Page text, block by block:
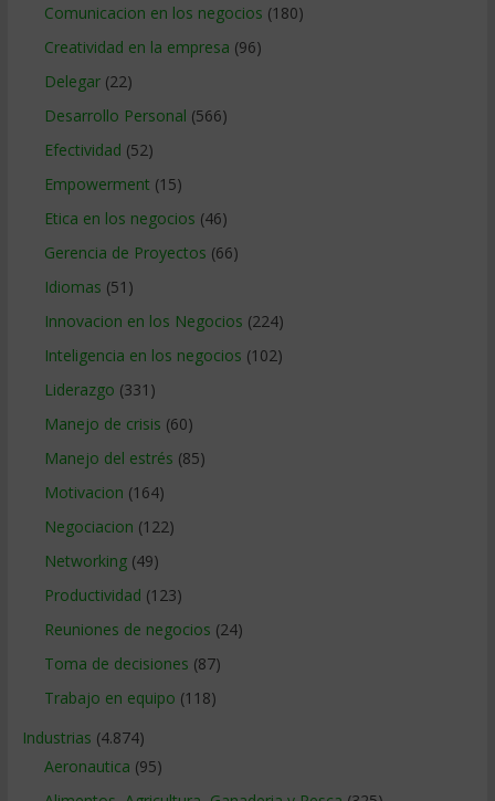
Comunicacion en los negocios (180)
Creatividad en la empresa (96)
Delegar(22)
Desarrollo Personal (566)
Efectividad (52)
Empowerment (15)
Etica en los negocios (46)
Gerencia de Proyectos (66)
Idiomas (51)
Innovacion en los Negocios (224)
Inteligencia en los negocios (102)
Liderazgo (331)
Manejo de crisis (60)
Manejo del estrés (85)
Motivacion (164)
Negociacion (122)
Networking(49)
Productividad (123)
Reuniones de negocios (24)
Toma de decisiones (87)
Trabajo en equipo (118)
Industrias (4.874)
Aeronautica (95)